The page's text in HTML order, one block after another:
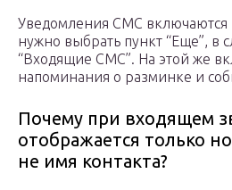
Уведомления СМС включаются
нужно выбрать пункт “Еще”, в
“Входящие СМС”. На этой же
напоминания о разминке и
Почему при входящем
отображается только
не имя контакта?